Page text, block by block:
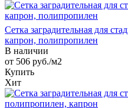
Сетка заградительная для
капрон, полипропилен
В наличии
от 506 руб./м2
Купить
Хит